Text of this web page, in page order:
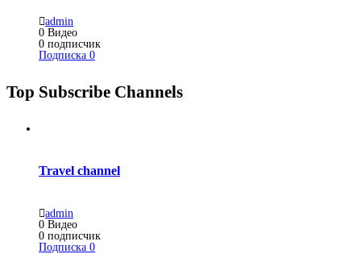
admin
0 Видео
0 подписчик
Подписка 0
Top Subscribe Channels
Travel channel
admin
0 Видео
0 подписчик
Подписка 0